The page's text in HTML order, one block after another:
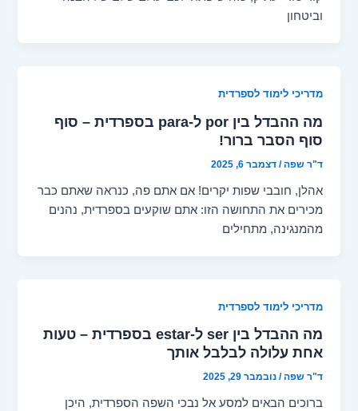
וביטחון
מדריכי לימוד לספרדית
מה ההבדל בין por ל-para בספרדית – סוף
סוף הסבר ברור!
ד"ר שפה/דצמבר 6, 2025
אהלן, חובבי שפות יקרים! אם אתם פה, כנראה שאתם כבר
מכירים את התחושה הזו: אתם שוקעים בספרדית, נהנים
מהמנגינה, מתחילים
מדריכי לימוד לספרדית
מה ההבדל בין ser ל-estar בספרדית – טעות
אחת עלולה לבלבל אותך
ד"ר שפה/נובמבר 29, 2025
ברוכים הבאים למסע אל נבכי השפה הספרדית, היכן